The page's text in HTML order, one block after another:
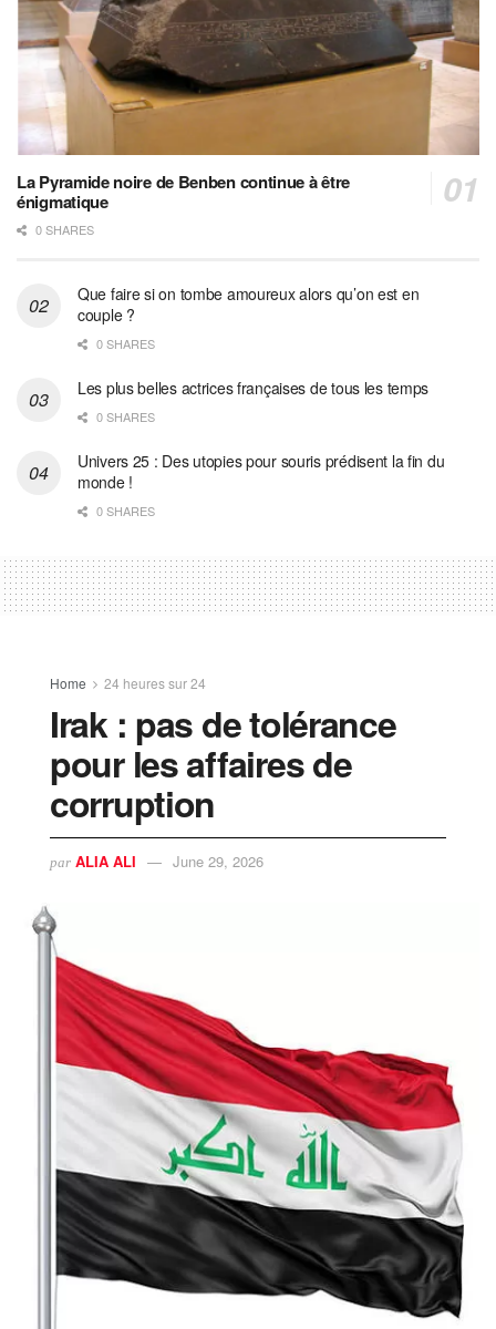
La Pyramide noire de Benben continue à être
énigmatique
0 SHARES
Que faire si on tombe amoureux alors qu’on est en
couple ?
0 SHARES
Les plus belles actrices françaises de tous les temps
0 SHARES
Univers 25 : Des utopies pour souris prédisent la fin du
monde !
0 SHARES
Home 24 heures sur 24
Irak : pas de tolérance
pour les affaires de
corruption
par ALIA ALI June 29, 2026